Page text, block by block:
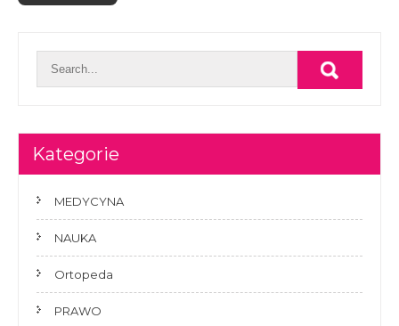
Kategorie
MEDYCYNA
NAUKA
Ortopeda
PRAWO